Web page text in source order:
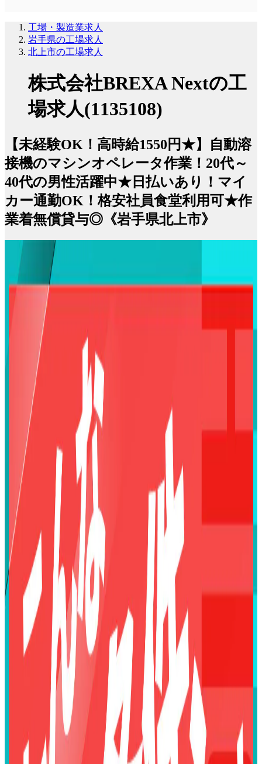
工場・製造業求人
岩手県の工場求人
北上市の工場求人
株式会社BREXA Nextの工
場求人(1135108)
【未経験OK！高時給1550円★】自動溶
接機のマシンオペレータ作業！20代～
40代の男性活躍中★日払いあり！マイ
カー通勤OK！格安社員食堂利用可★作
業着無償貸与◎《岩手県北上市》